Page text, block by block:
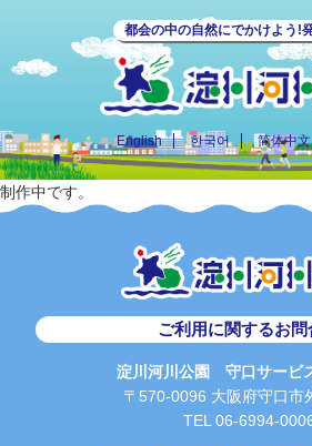
都会の中の自然にでかけよう!
English 한국어 简体中文
制作中です。
ご利用に関するお問
淀川河川公園 守口サービ
〒570-0096 大阪府守口市
TEL 06-6994-